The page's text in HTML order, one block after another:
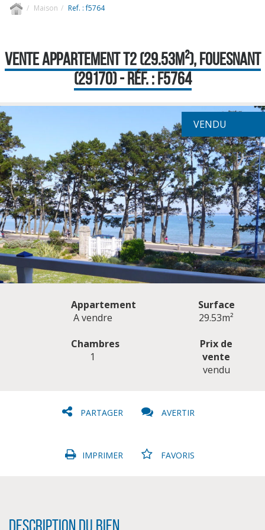
Maison Ref. : f5764
VENTE APPARTEMENT T2 (29.53M²), FOUESNANT
(29170) - RÉF. : F5764
VENDU
Appartement
A vendre
Surface
29.53m²
Chambres
1
Prix de
vente
vendu
PARTAGER AVERTIR
IMPRIMER FAVORIS
Description du bien